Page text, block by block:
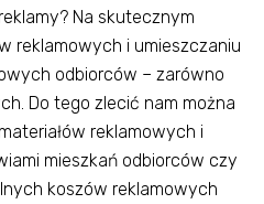
Na skutecznym
reklamowych i umieszczaniu
odbiorców – zarówno
Do tego zlecić nam można
reklamowych i
mieszkań odbiorców czy
koszów reklamowych